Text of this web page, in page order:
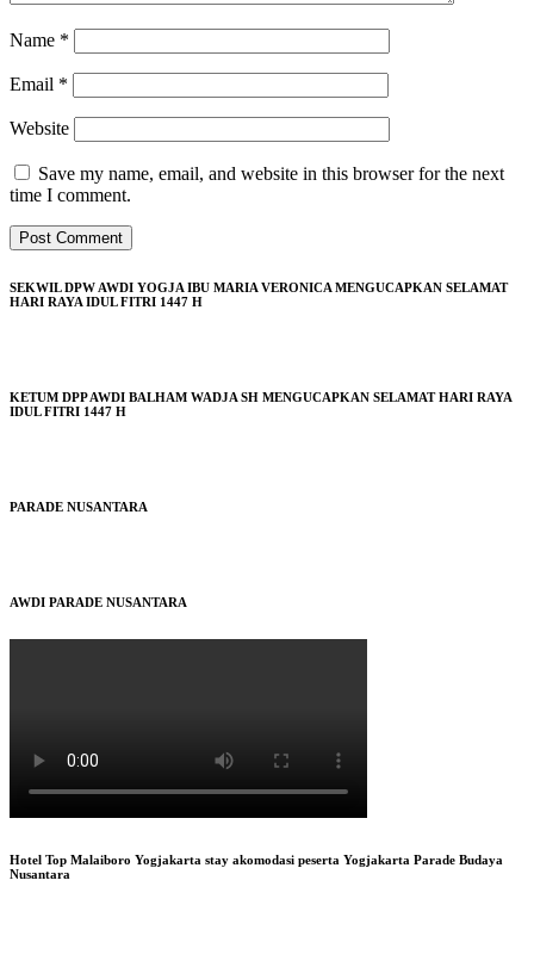
Name *
Email *
Website
Save my name, email, and website in this browser for the next
time I comment.
SEKWIL DPW AWDI YOGJA IBU MARIA VERONICA MENGUCAPKAN SELAMAT
HARI RAYA IDUL FITRI 1447 H
KETUM DPP AWDI BALHAM WADJA SH MENGUCAPKAN SELAMAT HARI RAYA
IDUL FITRI 1447 H
PARADE NUSANTARA
AWDI PARADE NUSANTARA
Hotel Top Malaiboro Yogjakarta stay akomodasi peserta Yogjakarta Parade Budaya
Nusantara